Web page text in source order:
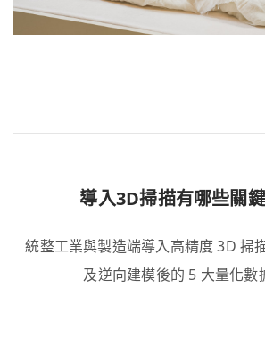
導入3D掃描有哪些關
統整工業與製造端導入高精度 3D 掃
及逆向建模後的 5 大量化數